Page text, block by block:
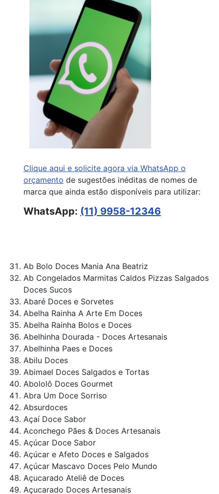
Clique aqui e solicite agora via WhatsApp o
orçamento de sugestões inéditas de nomes de
marca que ainda estão disponíveis para utilizar:
WhatsApp: (11) 9958-12346
Ab Bolo Doces Mania Ana Beatriz
Ab Congelados Marmitas Caldos Pizzas Salgados
Doces Sucos
Abaré Doces e Sorvetes
Abelha Rainha A Arte Em Doces
Abelha Rainha Bolos e Doces
Abelhinha Dourada - Doces Artesanais
Abelhinha Paes e Doces
Abilu Doces
Abimael Doces Salgados e Tortas
Abololô Doces Gourmet
Abra Um Doce Sorriso
Absurdoces
Açaí Doce Sabor
Aconchego Pães & Doces Artesanais
Açúcar Doce Sabor
Açúcar e Afeto Doces e Salgados
Açúcar Mascavo Doces Pelo Mundo
Açucarado Ateliê de Doces
Açucarado Doces Artesanais